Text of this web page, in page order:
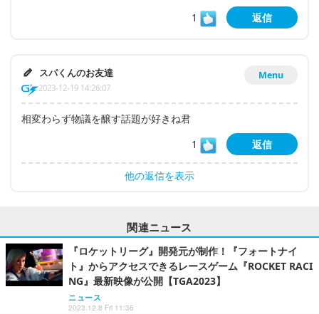
1
返信
Menu
スパくんのお友達
2023-12-19 14:26:07
相変わらず物議を醸す話題が好きね君
1
返信
他の返信を表示
関連ニュース
『ロケットリーグ』開発元が制作！『フォートナイ
ト』からアクセスできるレースゲーム『ROCKET RACI
NG』最新映像が公開【TGA2023】
ニュース
2023.12.8 Fri 11:36